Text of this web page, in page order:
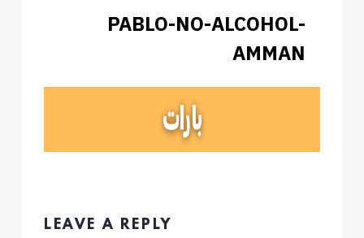
PABLO-NO-ALCOHOL-
AMMAN
LEAVE A REPLY